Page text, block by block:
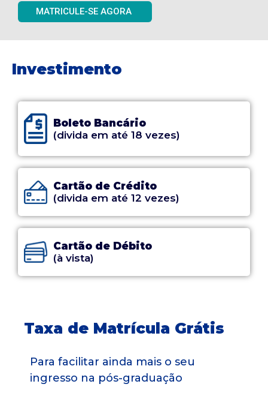
MATRICULE-SE AGORA
Investimento
Boleto Bancário
(divida em até 18 vezes)
Cartão de Crédito
(divida em até 12 vezes)
Cartão de Débito
(à vista)
Taxa de Matrícula Grátis
Para facilitar ainda mais o seu
ingresso na pós-graduação